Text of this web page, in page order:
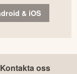
& iOS
Kontakta oss